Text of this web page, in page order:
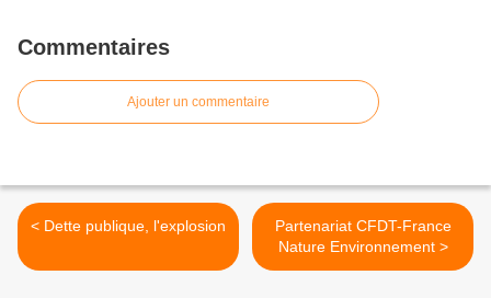
Commentaires
Ajouter un commentaire
< Dette publique, l'explosion
Partenariat CFDT-France
Nature Environnement >